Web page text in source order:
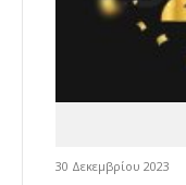
30 Δεκεμβρίου 2023